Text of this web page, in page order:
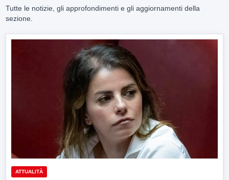
Tutte le notizie, gli approfondimenti e gli aggiornamenti della
sezione.
ATTUALITÀ